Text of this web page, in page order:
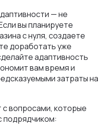
— не
вы планируете
с нуля, создаете
доработать уже
адаптивность
вам время и
затраты на
вопросами, которые
подрядчиком: